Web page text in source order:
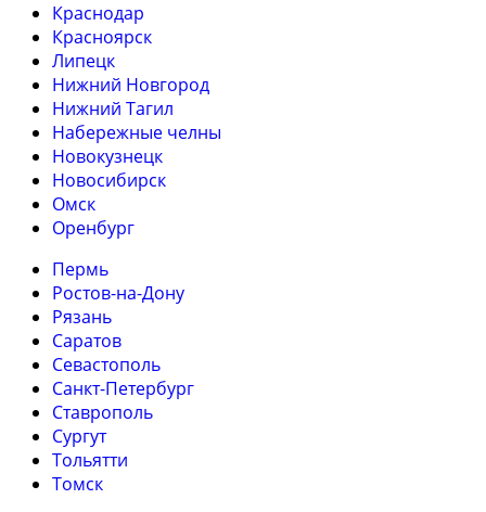
Краснодар
Красноярск
Липецк
Нижний Новгород
Нижний Тагил
Набережные челны
Новокузнецк
Новосибирск
Омск
Оренбург
Пермь
Ростов-на-Дону
Рязань
Саратов
Севастополь
Санкт-Петербург
Ставрополь
Сургут
Тольятти
Томск